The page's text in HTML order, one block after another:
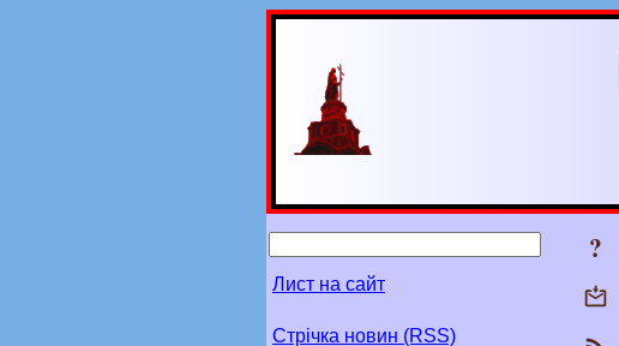
?
Лист на сайт
Стрічка новин (RSS)